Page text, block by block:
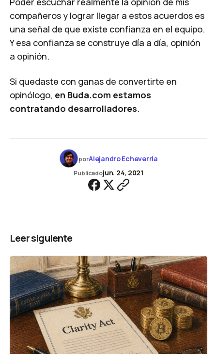
compañeros y lograr llegar a estos acuerdos es
una señal de que existe confianza en el equipo.
Y esa confianza se construye día a día, opinión
a opinión.
Si quedaste con ganas de convertirte en
opinólogo, en Buda.com estamos
contratando desarrolladores.
porAlejandro Echeverria
Publicadojun. 24, 2021
Leer siguiente